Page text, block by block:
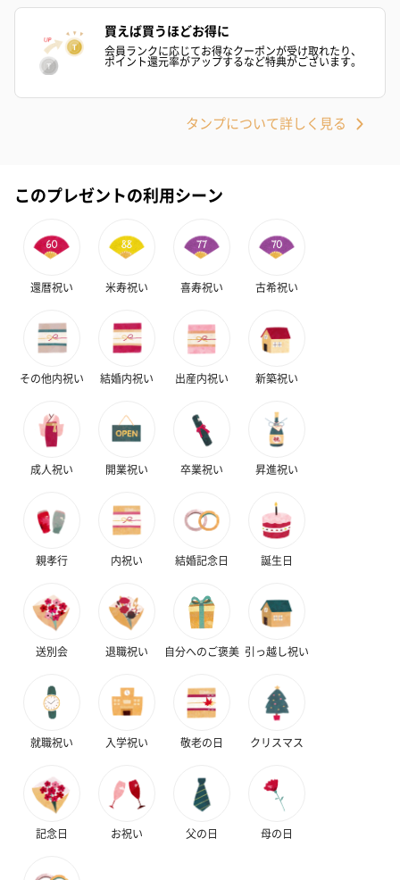
買えば買うほどお得に
会員ランクに応じてお得なクーポンが受け取れたり、
ポイント還元率がアップするなど特典がございます。
タンプについて詳しく見る
このプレゼントの利用シーン
還暦祝い 米寿祝い 喜寿祝い 古希祝い
その他内祝い 結婚内祝い 出産内祝い 新築祝い
成人祝い 開業祝い 卒業祝い 昇進祝い
親孝行 内祝い 結婚記念日 誕生日
送別会 退職祝い 自分へのご褒美 引っ越し祝い
就職祝い 入学祝い 敬老の日 クリスマス
記念日 お祝い 父の日 母の日